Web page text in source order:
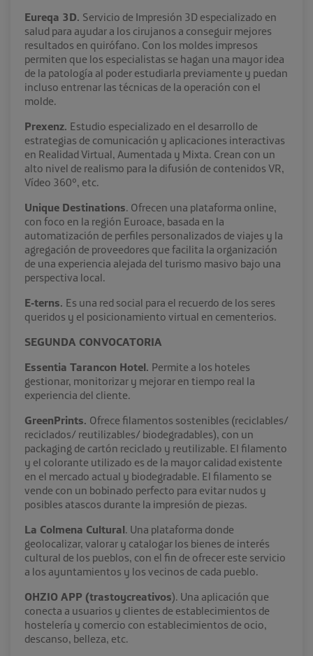
Eureqa 3D. Servicio de Impresión 3D especializado en
salud para ayudar a los cirujanos a conseguir mejores
resultados en quirófano. Con los moldes impresos
permiten que los especialistas se hagan una mayor idea
de la patología al poder estudiarla previamente y puedan
incluso entrenar las técnicas de la operación con el
molde.
Prexenz. Estudio especializado en el desarrollo de
estrategias de comunicación y aplicaciones interactivas
en Realidad Virtual, Aumentada y Mixta. Crean con un
alto nivel de realismo para la difusión de contenidos VR,
Vídeo 360º, etc.
Unique Destinations. Ofrecen una plataforma online,
con foco en la región Euroace, basada en la
automatización de perfiles personalizados de viajes y la
agregación de proveedores que facilita la organización
de una experiencia alejada del turismo masivo bajo una
perspectiva local.
E-terns. Es una red social para el recuerdo de los seres
queridos y el posicionamiento virtual en cementerios.
SEGUNDA CONVOCATORIA
Essentia Tarancon Hotel. Permite a los hoteles
gestionar, monitorizar y mejorar en tiempo real la
experiencia del cliente.
GreenPrints. Ofrece filamentos sostenibles (reciclables/
reciclados/ reutilizables/ biodegradables), con un
packaging de cartón reciclado y reutilizable. El filamento
y el colorante utilizado es de la mayor calidad existente
en el mercado actual y biodegradable. El filamento se
vende con un bobinado perfecto para evitar nudos y
posibles atascos durante la impresión de piezas.
La Colmena Cultural. Una plataforma donde
geolocalizar, valorar y catalogar los bienes de interés
cultural de los pueblos, con el fin de ofrecer este servicio
a los ayuntamientos y los vecinos de cada pueblo.
OHZIO APP (trastoycreativos). Una aplicación que
conecta a usuarios y clientes de establecimientos de
hostelería y comercio con establecimientos de ocio,
descanso, belleza, etc.